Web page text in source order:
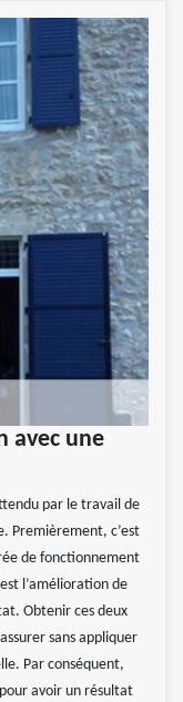
avec une
par le travail de
Premièrement, c’est
de fonctionnement
l’amélioration de
Obtenir ces deux
sans appliquer
Par conséquent,
avoir un résultat